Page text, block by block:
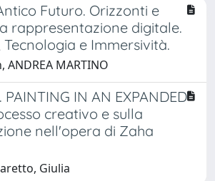
Futuro. Orizzonti e
rappresentazione digitale.
e Immersività.
ANDREA MARTINO
PAINTING IN AN EXPANDED
creativo e sulla
nell'opera di Zaha
Giulia